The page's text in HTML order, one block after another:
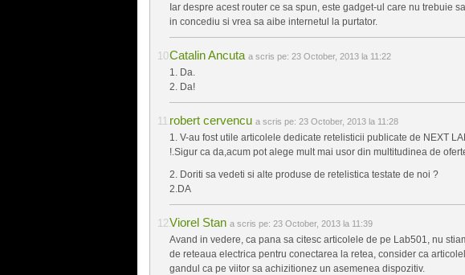
Iar despre acest router ce sa spun, este gadget-ul care nu trebuie
in concediu si vrea sa aibe internetul la purtator.
Catalin Ancuta a scris pe: 23 October, 2013 la 11:22
1. Da.
2. Da!
robert cervencu a scris pe: 23 October, 2013 la 11:28
1. V-au fost utile articolele dedicate retelisticii publicate de NEXT
!.Sigur ca da,acum pot alege mult mai usor din multitudinea de
2. Doriti sa vedeti si alte produse de retelistica testate de noi ?
2.DA
Viorel Stan a scris pe: 23 October, 2013 la 11:39
Avand in vedere, ca pana sa citesc articolele de pe Lab501, nu
de reteaua electrica pentru conectarea la retea, consider ca
gandul ca pe viitor sa achizitionez un asemenea dispozitiv.